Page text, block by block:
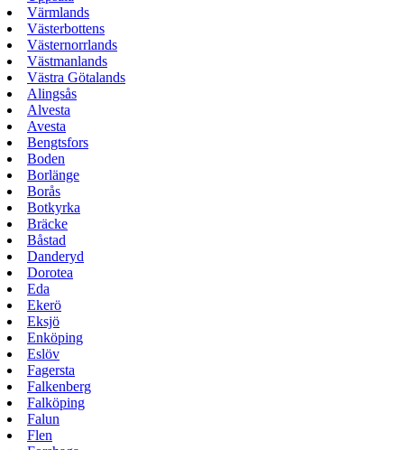
Värmlands
Västerbottens
Västernorrlands
Västmanlands
Västra Götalands
Alingsås
Alvesta
Avesta
Bengtsfors
Boden
Borlänge
Borås
Botkyrka
Bräcke
Båstad
Danderyd
Dorotea
Eda
Ekerö
Eksjö
Enköping
Eslöv
Fagersta
Falkenberg
Falköping
Falun
Flen